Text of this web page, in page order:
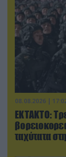
08.08.2026 |
ΕΚΤΑΚΤΟ:
ταχύτατα